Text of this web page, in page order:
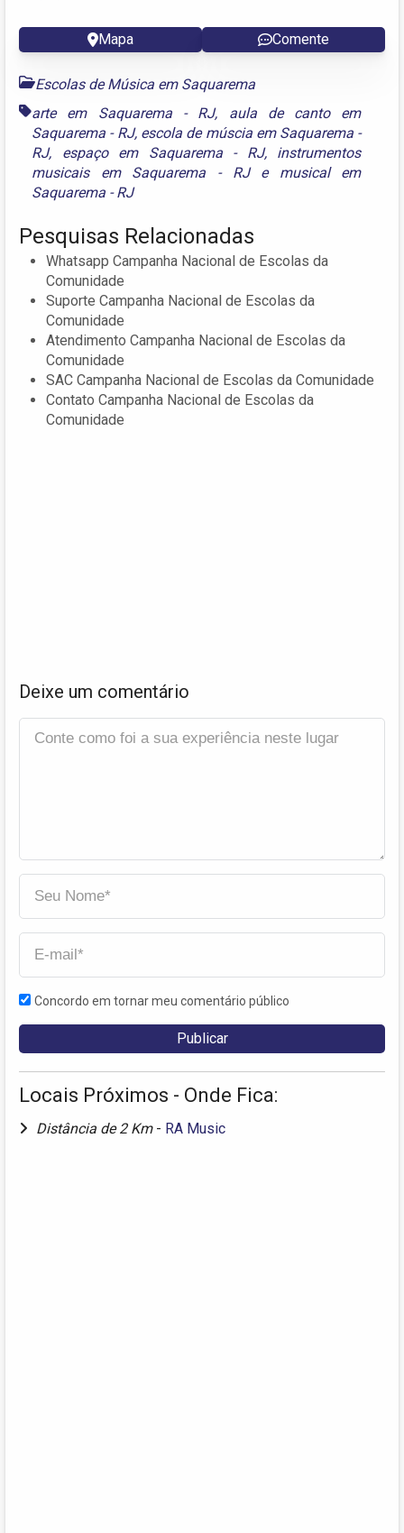
Mapa Comente
Escolas de Música em Saquarema
arte em Saquarema - RJ, aula de canto em
Saquarema - RJ, escola de múscia em Saquarema -
RJ, espaço em Saquarema - RJ, instrumentos
musicais em Saquarema - RJe musical em
Saquarema - RJ
Pesquisas Relacionadas
Whatsapp Campanha Nacional de Escolas da
Comunidade
Suporte Campanha Nacional de Escolas da
Comunidade
Atendimento Campanha Nacional de Escolas da
Comunidade
SAC Campanha Nacional de Escolas da Comunidade
Contato Campanha Nacional de Escolas da
Comunidade
Deixe um comentário
Concordo em tornar meu comentário público
Locais Próximos - Onde Fica:
Distância de 2 Km - RA Music